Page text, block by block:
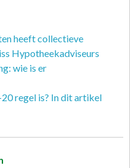
heeft collectieve
Hypotheekadviseurs
wie is er
regel is? In dit artikel